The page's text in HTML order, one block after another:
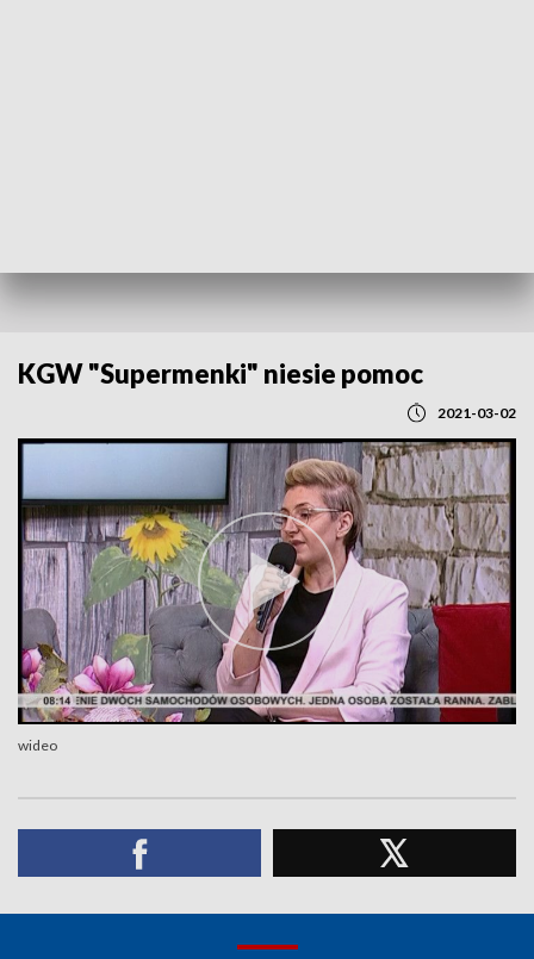
KGW "Supermenki" niesie pomoc
2021-03-02
wideo